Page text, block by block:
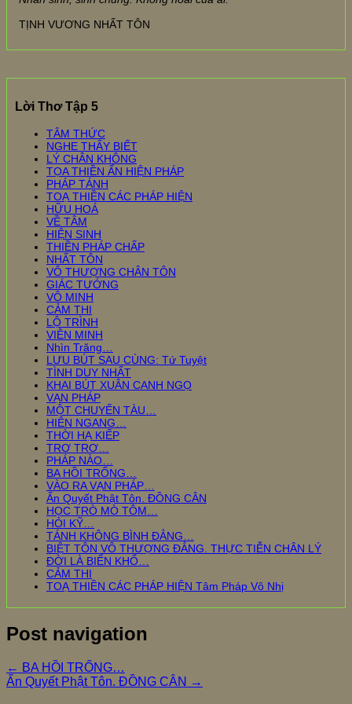
TỊNH VƯƠNG NHẤT TÔN
Lời Thơ Tập 5
TÂM THỨC
NGHE THẤY BIẾT
LÝ CHÂN KHÔNG
TỌA THIỀN ẨN HIỆN PHÁP
PHÁP TÁNH
TOẠ THIỀN CÁC PHÁP HIỆN
HỮU HOÁ
VỀ TÂM
HIỆN SINH
THIỀN PHÁP CHẤP
NHẤT TÔN
VÔ THƯỢNG CHÂN TÔN
GIÁC TƯỚNG
VÔ MINH
CẢM THI
LỘ TRÌNH
VIÊN MINH
Nhìn Trăng…
LƯU BÚT SAU CÙNG: Tứ Tuyệt
TÌNH DUY NHẤT
KHAI BÚT XUÂN CANH NGỌ
VẠN PHÁP
MỘT CHUYẾN TÀU…
HIÊN NGANG…
THỜI HẠ KIẾP
TRƠ TRƠ…
PHÁP NÀO…
BA HỒI TRỐNG…
VÀO RA VẠN PHÁP…
Ấn Quyết Phật Tôn. ĐỒNG CÂN
HỌC TRÒ MÒ TÔM…
HỎI KỸ…
TÁNH KHÔNG BÌNH ĐẲNG…
BIỆT TÔN VÔ THƯỢNG ĐẲNG. THỰC TIỄN CHÂN LÝ
ĐỜI LÀ BIỂN KHỔ…
CẢM THI
TOẠ THIỀN CÁC PHÁP HIỆN Tâm Pháp Vô Nhị
Post navigation
← BA HỒI TRỐNG…
Ấn Quyết Phật Tôn. ĐỒNG CÂN →